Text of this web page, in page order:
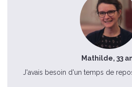
Mathilde, 33
J'avais besoin d'un temps de